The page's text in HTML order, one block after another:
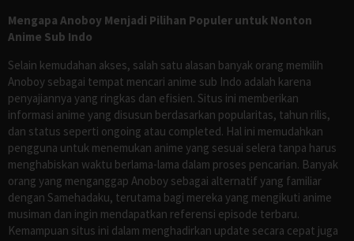
Mengapa Anoboy Menjadi Pilihan Populer untuk Nonton
Anime Sub Indo
Selain kemudahan akses, salah satu alasan banyak orang memilih
Anoboy sebagai tempat mencari anime sub Indo adalah karena
penyajiannya yang ringkas dan efisien. Situs ini memberikan
informasi anime yang disusun berdasarkan popularitas, tahun rilis,
dan status seperti ongoing atau completed. Hal ini memudahkan
pengguna untuk menemukan anime yang sesuai selera tanpa harus
menghabiskan waktu berlama-lama dalam proses pencarian. Banyak
orang yang menganggap Anoboy sebagai alternatif yang familiar
dengan Samehadaku, terutama bagi mereka yang mengikuti anime
musiman dan ingin mendapatkan referensi episode terbaru.
Kemampuan situs ini dalam menghadirkan update secara cepat juga